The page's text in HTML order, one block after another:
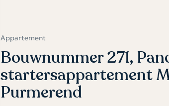
Appartement
Bouwnummer 271,
startersappartement
Purmerend